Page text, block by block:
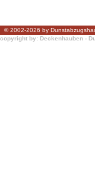
© 2002-2026 by
copyright by: Deckenhauben -